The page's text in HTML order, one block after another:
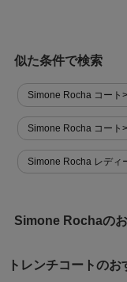
似た条件で検索
Simone Rocha コート
Simone Rocha コート
Simone Rocha レディ
Simone Rochaの
トレンチコートの